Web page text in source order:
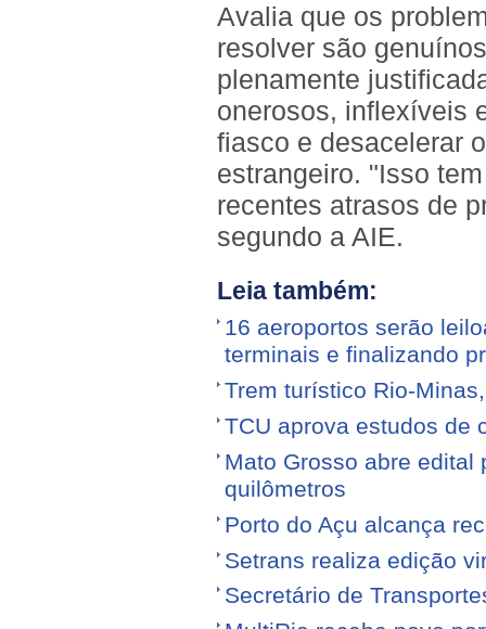
Avalia que os
resolver são
plenamente
onerosos, inflexíveis
fiasco e desacelerar
estrangeiro. "Isso
recentes atrasos de
segundo a AIE.
Leia também:
16 aeroportos serão
terminais e finalizando
Trem turístico Rio-
TCU aprova estudos de
Mato Grosso abre edital
quilômetros
Porto do Açu alcança
Setrans realiza edição
Secretário de